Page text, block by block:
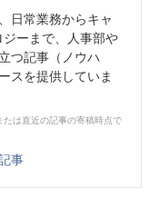
日常業務からキャ
ーまで、人事部や
つ記事（ノウハ
スを提供していま
は直近の記事の寄稿時点で
事